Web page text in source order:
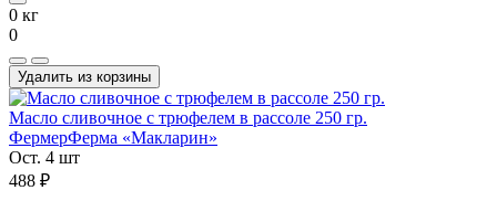
0 кг
0
Удалить из корзины
Масло сливочное с трюфелем в рассоле 250 гр.
ФермерФерма «Макларин»
Ост. 4 шт
488 ₽